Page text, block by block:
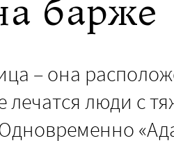
барже
– она
лечатся люди с